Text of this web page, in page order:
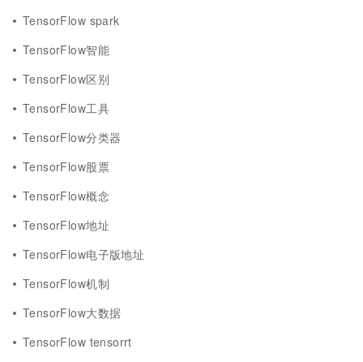
TensorFlow spark
TensorFlow智能
TensorFlow区别
TensorFlow工具
TensorFlow分类器
TensorFlow股票
TensorFlow概念
TensorFlow地址
TensorFlow电子版地址
TensorFlow机制
TensorFlow大数据
TensorFlow tensorrt